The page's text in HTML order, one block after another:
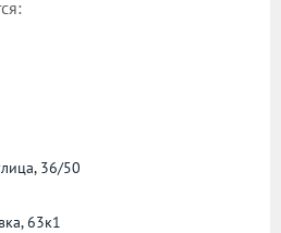
36/50
63к1